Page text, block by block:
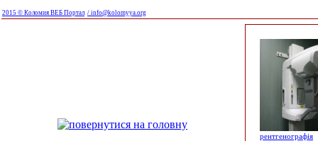
2015 © Коломия ВЕБ Портал / info@kolomyya.org
рентгенографія